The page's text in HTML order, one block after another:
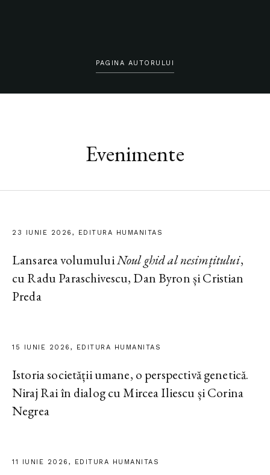
PAGINA AUTORULUI
Evenimente
23 IUNIE 2026, EDITURA HUMANITAS
Lansarea volumuluiNoul ghid al nesimțitului,
cu Radu Paraschivescu, Dan Byron și Cristian
Preda
15 IUNIE 2026, EDITURA HUMANITAS
Istoria societății umane, o perspectivă genetică.
Niraj Rai în dialog cu Mircea Iliescu și Corina
Negrea
11 IUNIE 2026, EDITURA HUMANITAS